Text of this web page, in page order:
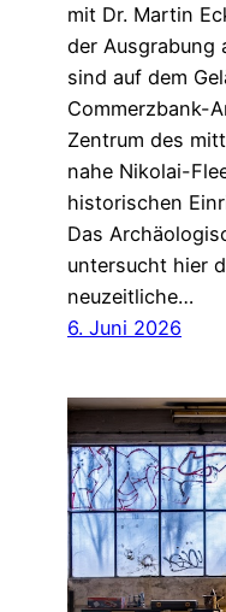
mit Dr. Martin
der Ausgrabung
sind auf dem
Commerzbank-
Zentrum des
nahe Nikolai-
historischen
Das
untersucht hier
neuzeitliche…
6. Juni 2026